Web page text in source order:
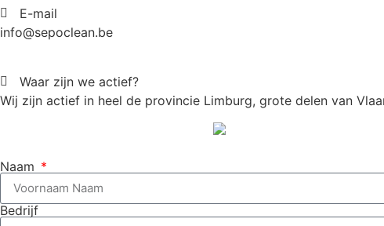
E-mail
info@sepoclean.be
Waar zijn we actief?
Wij zijn actief in heel de provincie Limburg, grote delen van
Naam
Bedrijf